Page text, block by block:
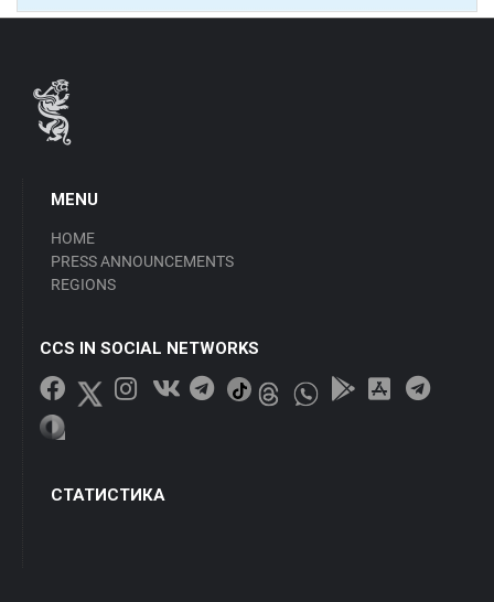
MENU
HOME
PRESS ANNOUNCEMENTS
REGIONS
CCS IN SOCIAL NETWORKS
СТАТИСТИКА